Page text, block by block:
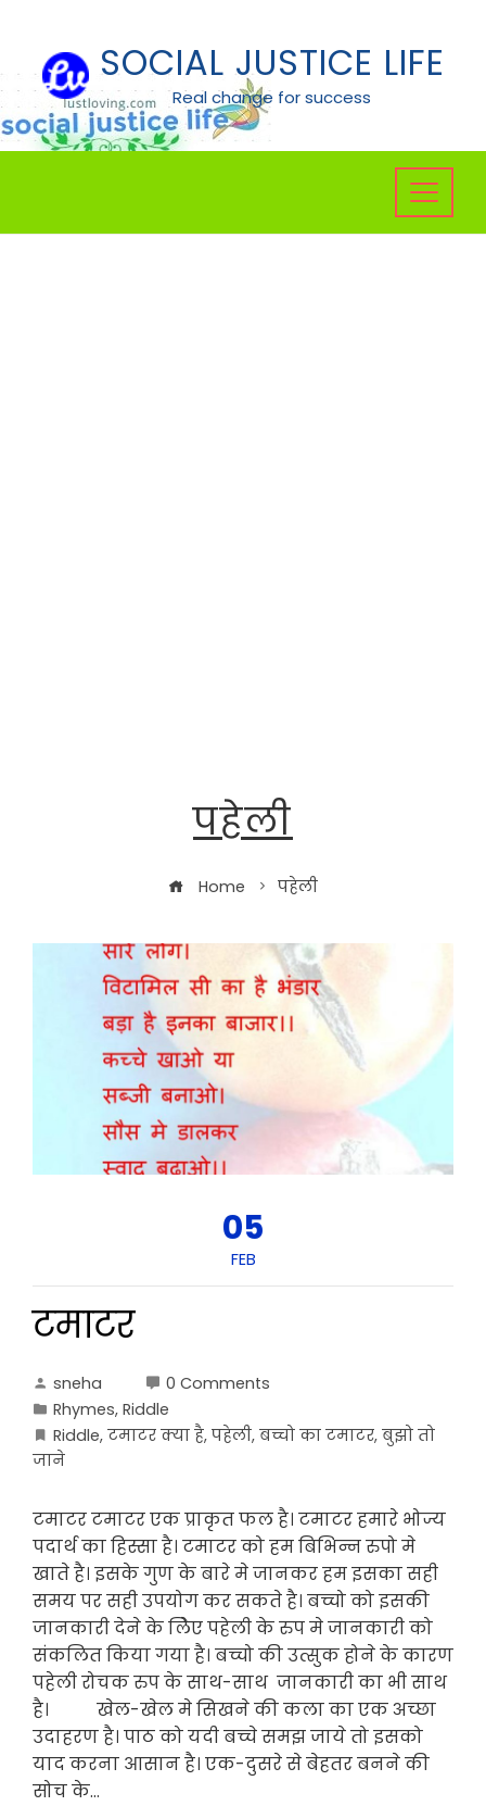
content
SOCIAL JUSTICE LIFE
Real change for success
पहेली
Home पहेली
05
FEB
टमाटर
sneha
0 Comments
Rhymes, Riddle
Riddle, टमाटर क्या है, पहेली, बच्चो का टमाटर, बुझो तो
जाने
टमाटर टमाटर एक प्राकृत फल है। टमाटर हमारे भोज्य
पदार्थ का हिस्सा है। टमाटर को हम बिभिन्न रुपो मे
खाते है। इसके गुण के बारे मे जानकर हम इसका सही
समय पर सही उपयोग कर सकते है। बच्चो को इसकी
जानकारी देने के लिेए पहेली के रुप मे जानकारी को
संकलित किया गया है। बच्चो की उत्सुक होने के कारण
पहेली रोचक रुप के साथ-साथ जानकारी का भी साथ
है। खेल-खेल मे सिखने की कला का एक अच्छा
उदाहरण है। पाठ को यदी बच्चे समझ जाये तो इसको
याद करना आसान है। एक-दुसरे से बेहतर बनने की
सोच के…